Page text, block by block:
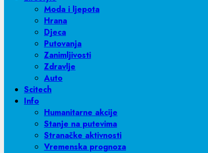
Moda i ljepota
Hrana
Djeca
Putovanja
Zanimljivosti
Zdravlje
Auto
Scitech
Info
Humanitarne akcije
Stanje na putevima
Stranačke aktivnosti
Vremenska prognoza